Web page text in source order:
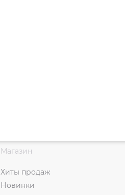
Магазин
Хиты продаж
Новинки